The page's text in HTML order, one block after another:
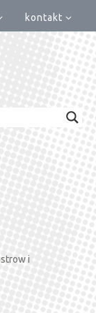
kontakt
i